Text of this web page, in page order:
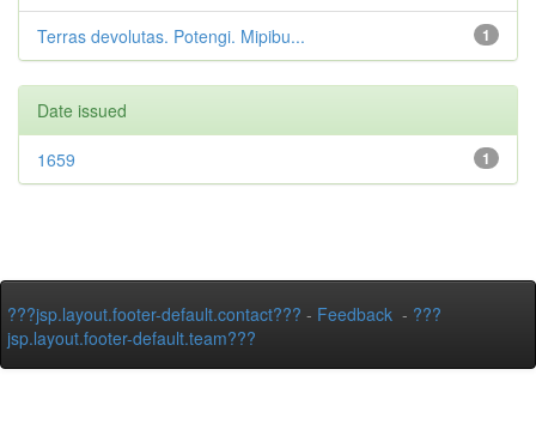
1
Terras devolutas. Potengi. Mipibu...
Date issued
1
1659
???jsp.layout.footer-default.contact??? - Feedback - ???
jsp.layout.footer-default.team???